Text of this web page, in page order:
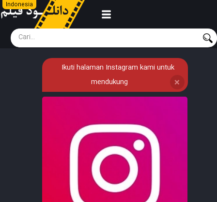
Indonesia
Ikuti halaman Instagram kami untuk
mendukung
❌